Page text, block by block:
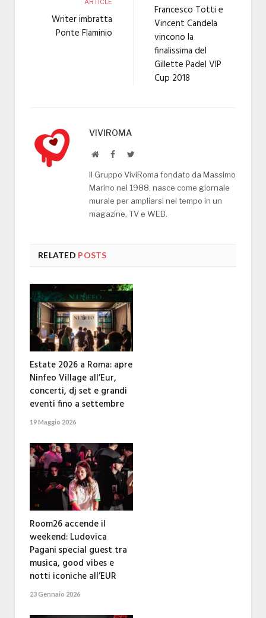
ARTICLE
Writer imbratta
Ponte Flaminio
Francesco Totti e
Vincent Candela
vincono la
finalissima del
Gillette Padel VIP
Cup 2018
VIVIROMA
WebsiteFacebookTwitter
Il Gruppo ViviRoma fondato da Massimo
Marino nel 1988, nasce come giornale
murale per ampliarsi nel tempo in un
magazine, TV e WEB.
RELATED POSTS
Estate 2026 a Roma: apre
Ninfeo Village all’Eur,
concerti, dj set e grandi
eventi fino a settembre
19 Maggio 2026
Room26 accende il
weekend: Ludovica
Pagani special guest tra
musica, good vibes e
notti iconiche all’EUR
23 Gennaio 2026